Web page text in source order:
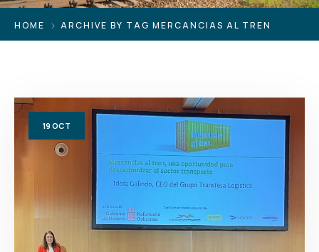
HOME ARCHIVE BY TAG MERCANCIAS AL TREN
19OCT